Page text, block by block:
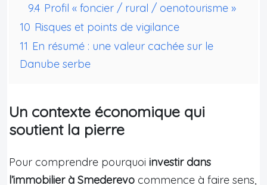
9.4 Profil « foncier / rural / oenotourisme »
10 Risques et points de vigilance
11 En résumé : une valeur cachée sur le
Danube serbe
Un contexte économique qui
soutient la pierre
Pour comprendre pourquoi investir dans
l’immobilier à Smederevo commence à faire sens,